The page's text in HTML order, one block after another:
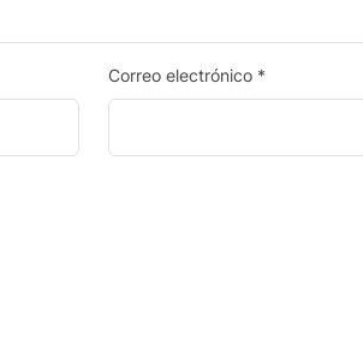
Correo electrónico *